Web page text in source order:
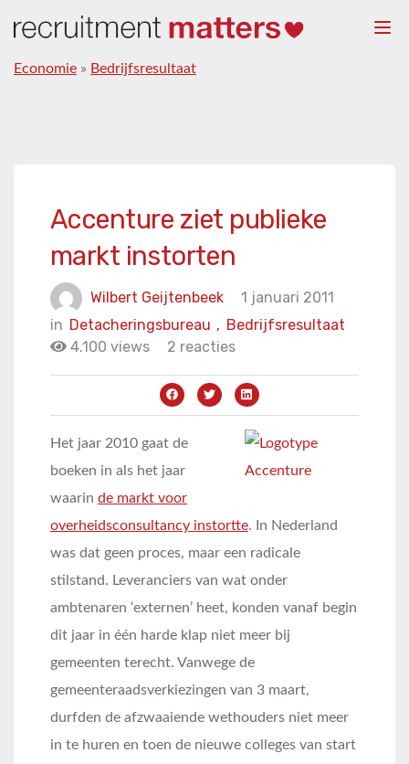
Economie » Bedrijfsresultaat
Accenture ziet publieke
markt instorten
Wilbert Geijtenbeek
1 januari 2011
in
Bedrijfsresultaat
Detacheringsbureau ,
4.100 views
2 reacties
Het jaar 2010 gaat de
boeken in als het jaar
waarin de markt voor
overheidsconsultancy instortte. In Nederland
was dat geen proces, maar een radicale
stilstand. Leveranciers van wat onder
ambtenaren ‘externen’ heet, konden vanaf begin
dit jaar in één harde klap niet meer bij
gemeenten terecht. Vanwege de
gemeenteraadsverkiezingen van 3 maart,
durfden de afzwaaiende wethouders niet meer
in te huren en toen de nieuwe colleges van start